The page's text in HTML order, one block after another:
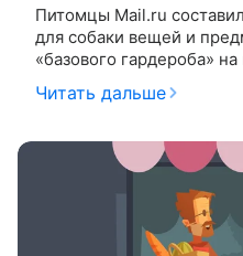
Питомцы Mail.ru
для собаки вещей и
«базового гардероба»
быть, список напомнит о
Читать дальше